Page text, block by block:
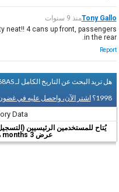
Tony Galloمنذ 9 سنوات
neat!! 4 cans up front, passengers
in the rear.
Report
1998؟ اشتر الآن، واحصل عليه في
Data
يُتاح للمستخدمين الرئيسيين
عرض 3 months من المحفوظات.